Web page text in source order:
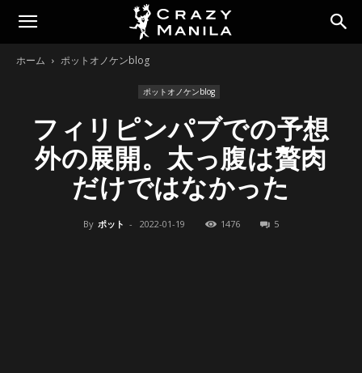
ホーム ポットオノケンblog
ポットオノケンblog
フィリピンパブでの予想
外の展開。太っ腹は贅肉
だけではなかった
By ポット - 2022-01-19 1476 5